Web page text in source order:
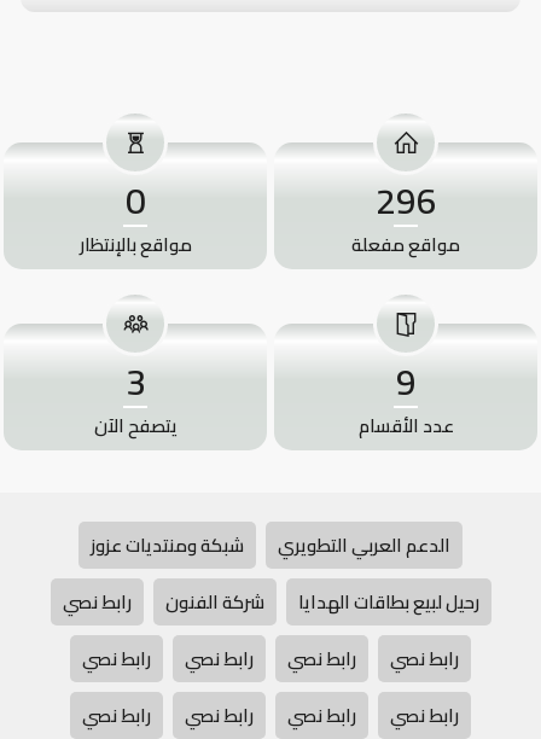
296
مواقع مفعلة
0
مواقع بالإنتظار
9
عدد الأقسام
3
يتصفح الآن
الدعم العربي التطويري
شبكة ومنتديات عزوز
رحيل لبيع بطاقات الهدايا
شركة الفنون
رابط نصي
رابط نصي
رابط نصي رابط نصي
رابط نصي
رابط نصي
رابط نصي رابط نصي رابط نصي